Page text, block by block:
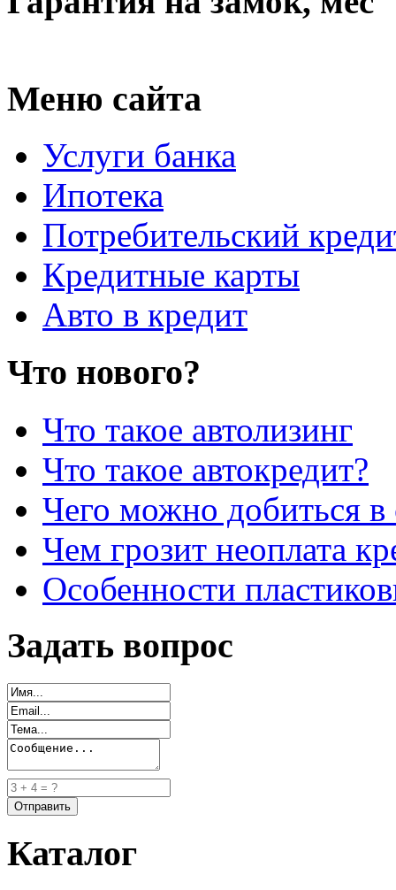
Меню сайта
Услуги банка
Ипотека
Потребительский
Кредитные карты
Авто в кредит
Что нового?
Что такое автолизинг
Что такое автокредит?
Чего можно добиться в
Чем грозит неоплата
Особенности
Задать вопрос
Каталог